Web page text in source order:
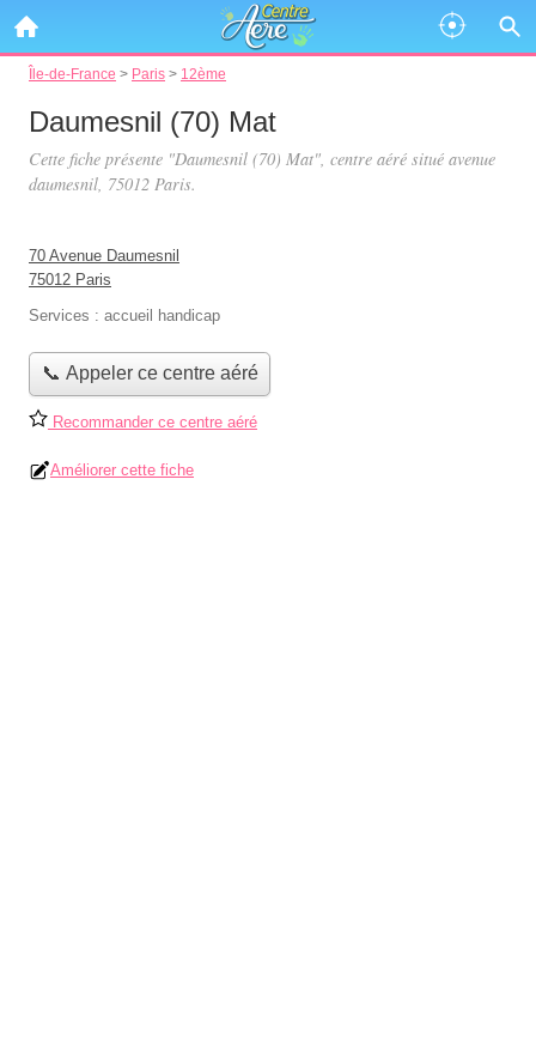
Île-de-France > Paris > 12ème
Daumesnil (70) Mat
Cette fiche présente "Daumesnil (70) Mat", centre aéré situé avenue
daumesnil, 75012 Paris.
70 Avenue Daumesnil
75012 Paris
Services : accueil handicap
📞 Appeler ce centre aéré
Recommander ce centre aéré
Améliorer cette fiche